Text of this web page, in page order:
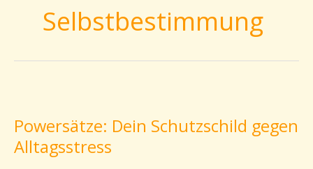
Selbstbestimmung
Powersätze: Dein Schutzschild gegen
Alltagsstress
Schutzschild
gegen
Alltagsstress